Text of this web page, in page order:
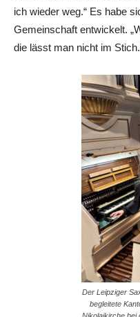
ich wieder weg.“ Es habe
Gemeinschaft entwickelt.
die lässt man nicht im
Der Leipziger
begleitete
Nikolaikirche bei